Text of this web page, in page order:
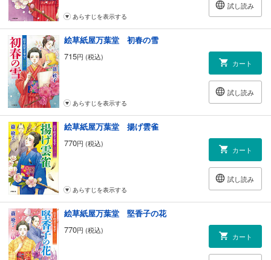
試し読み
あらすじを表示する
絵草紙屋万葉堂 初春の雪
715円 (税込)
カート
試し読み
あらすじを表示する
絵草紙屋万葉堂 揚げ雲雀
770円 (税込)
カート
試し読み
あらすじを表示する
絵草紙屋万葉堂 堅香子の花
770円 (税込)
カート